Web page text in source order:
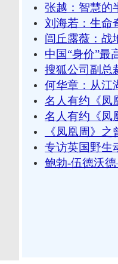
张越：智慧的
刘海若：生命
闾丘露薇：战
中国“身价”最
搜狐公司副总
何华章：从江
名人有约《凤
名人有约《凤
《凤凰周》
专访英国野生
鲍勃-伍德沃